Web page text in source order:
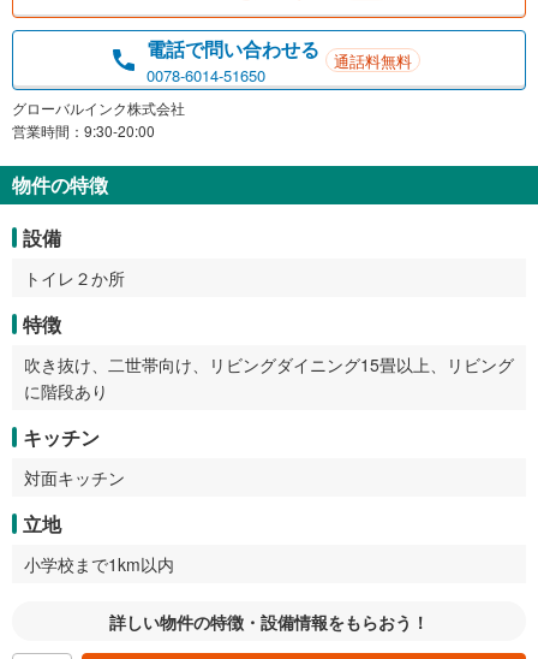
電話で問い合わせる
0078-6014-51650
通話料無料
グローバルインク株式会社
営業時間：9:30-20:00
物件の特徴
設備
トイレ２か所
特徴
吹き抜け、二世帯向け、リビングダイニング15畳以上、リビング
に階段あり
キッチン
対面キッチン
立地
小学校まで1km以内
詳しい物件の特徴・設備情報をもらおう！